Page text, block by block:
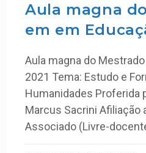
Aula magna
em em
Aula magna do
2021 Tema: Estudo e
Humanidades Proferida
Marcus Sacrini
Associado (Livre-